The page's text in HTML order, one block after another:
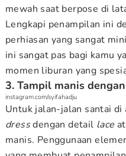
mewah saat berpose di
Lengkapi penampilan ini
perhiasan yang sangat
ini sangat pas bagi kamu
momen liburan yang
3. Tampil manis
instagram.com/syifahadju
Untuk jalan-jalan santai di
dressdengan detail lace
manis. Penggunaan